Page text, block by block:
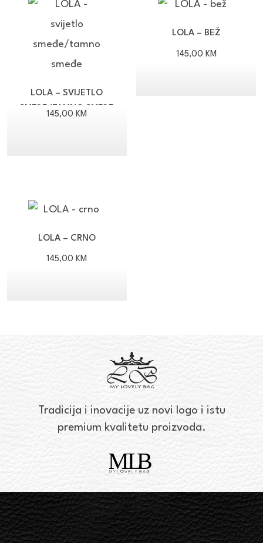
LOLA – SVIJETLO
SMEĐE/TAMNO SMEĐE
145,00 KM
LOLA – BEŽ
145,00 KM
LOLA – CRNO
145,00KM
Tradicija i inovacije uz novi logo i istu
premium kvalitetu proizvoda.